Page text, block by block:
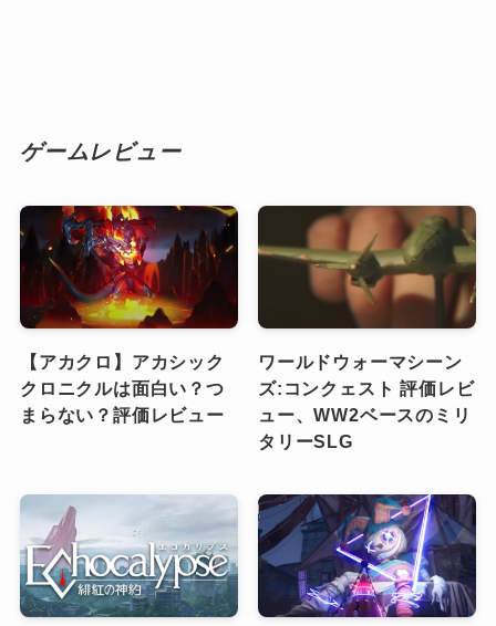
ゲームレビュー
【アカクロ】アカシック
クロニクルは面白い？つ
まらない？評価レビュー
ワールドウォーマシーン
ズ:コンクェスト 評価レビ
ュー、WW2ベースのミリ
タリーSLG